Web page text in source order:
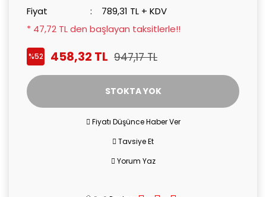
Fiyat
789,31 TL + KDV
* 47,72 TL den başlayan taksitlerle!!
%52 458,32 TL 947,17 TL
STOKTA YOK
Fiyatı Düşünce Haber Ver
Tavsiye Et
Yorum Yaz